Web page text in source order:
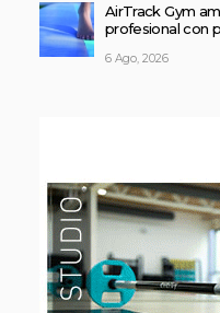
AirTrack Gym
profesional con
6 Ago, 2026